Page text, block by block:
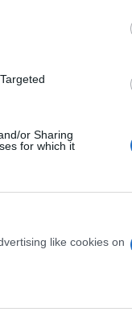
or Sharing
for which it
like cookies on
με φακέλους,
να
τέλεσαν
- με το
να μην
σήμαιναν τα